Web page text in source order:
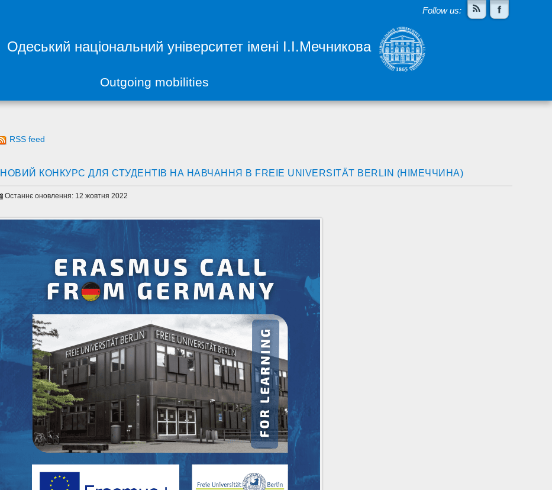
Follow us:
Одеський національний університет імені І.І.Мечникова
Outgoing mobilities
RSS feed
НОВИЙ КОНКУРС ДЛЯ СТУДЕНТІВ НА НАВЧАННЯ В FREIE UNIVERSITÄT BERLIN (НІМЕЧЧИНА)
Останнє оновлення: 12 жовтня 2022